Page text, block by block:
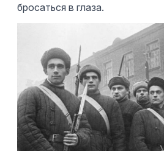
бросаться в глаза.